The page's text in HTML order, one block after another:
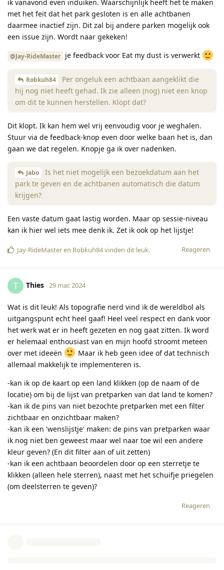
ik vanavond even induiken. Waarschijnlijk heeft het te maken
met het feit dat het park gesloten is en alle achtbanen
daarmee inactief zijn. Dit zal bij andere parken mogelijk ook
een issue zijn. Wordt naar gekeken!
@Jay-RideMaster je feedback voor Eat my dust is verwerkt
Robkuh84
Per ongeluk een achtbaan aangeklikt die
hij nog niet heeft gehad. Ik zie alleen (nog) niet een knop
om dit te kunnen herstellen. Klopt dat?
Dit klopt. Ik kan hem wel vrij eenvoudig voor je weghalen.
Stuur via de feedback-knop even door welke baan het is, dan
gaan we dat regelen. Knopje ga ik over nadenken.
Jabo
Is het niet mogelijk een bezoekdatum aan het
park te geven en de achtbanen automatisch die datum
krijgen?
Een vaste datum gaat lastig worden. Maar op sessie-niveau
kan ik hier wel iets mee denk ik. Zet ik ook op het lijstje!
Reageren
Jay-RideMasteren Robkuh84vinden dit leuk.
T Thies 29 mar. 2024
Wat is dit leuk! Als topografie nerd vind ik de wereldbol als
uitgangspunt echt heel gaaf! Heel veel respect en dank voor
het werk wat er in heeft gezeten en nog gaat zitten. Ik word
er helemaal enthousiast van en mijn hoofd stroomt meteen
over met ideeën
Maar ik heb geen idee of dat technisch
allemaal makkelijk te implementeren is.
-kan ik op de kaart op een land klikken (op de naam of de
locatie) om bij de lijst van pretparken van dat land te komen?
-kan ik de pins van niet bezochte pretparken met een filter
zichtbaar en onzichtbaar maken?
-kan ik een 'wenslijstje' maken: de pins van pretparken waar
ik nog niet ben geweest maar wel naar toe wil een andere
kleur geven? (En dit filter aan of uit zetten)
-kan ik een achtbaan beoordelen door op een sterretje te
klikken (alleen hele sterren), naast met het schuifje priegelen
(om deelsterren te geven)?
Reageren